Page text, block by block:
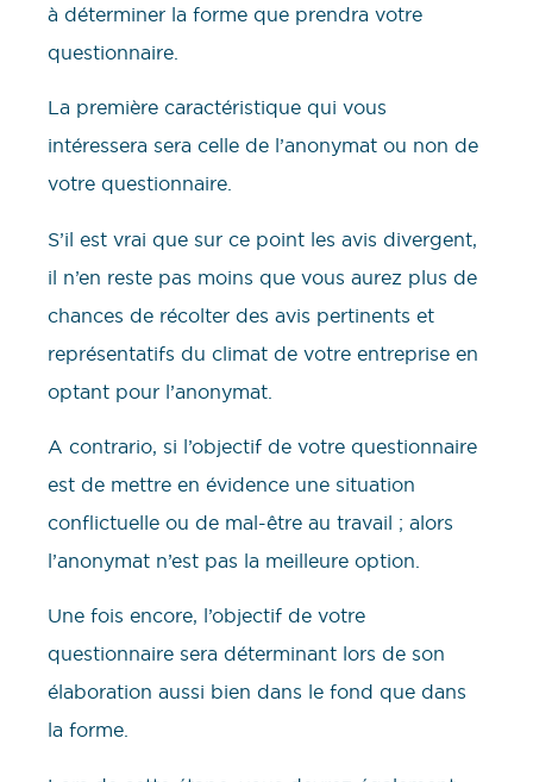
à déterminer la forme que prendra votre
questionnaire.
La première caractéristique qui vous
intéressera sera celle de l’anonymat ou non de
votre questionnaire.
S’il est vrai que sur ce point les avis divergent,
il n’en reste pas moins que vous aurez plus de
chances de récolter des avis pertinents et
représentatifs du climat de votre entreprise en
optant pour l’anonymat.
A contrario, si l’objectif de votre questionnaire
est de mettre en évidence une situation
conflictuelle ou de mal-être au travail ; alors
l’anonymat n’est pas la meilleure option.
Une fois encore, l’objectif de votre
questionnaire sera déterminant lors de son
élaboration aussi bien dans le fond que dans
la forme.